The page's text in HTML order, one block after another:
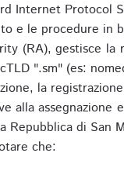
Internet Protocol
e le procedure in
(RA), gestisce
".sm" (es:
la
alla
Repubblica di San
che: